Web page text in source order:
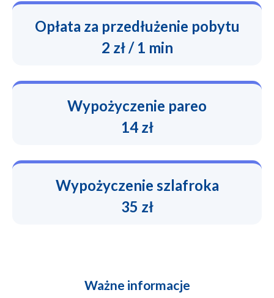
Opłata za przedłużenie pobytu
2 zł / 1 min
Wypożyczenie pareo
14 zł
Wypożyczenie szlafroka
35 zł
Ważne informacje